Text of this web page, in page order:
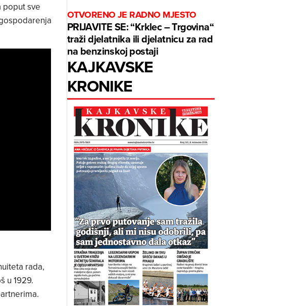
poput sve
rada,
u 1929.
OTVORENO JE RADNO MJESTO
PRIJAVITE SE: “Krklec – Trgovina“
traži djelatnika ili djelatnicu za rad
na benzinskoj postaji
KAJKAVSKE
KRONIKE